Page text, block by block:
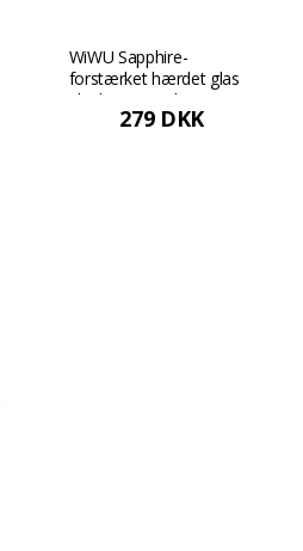
WiWU Sapphire-
forstærket hærdet glas
til iPhone 16 Plus
279 DKK